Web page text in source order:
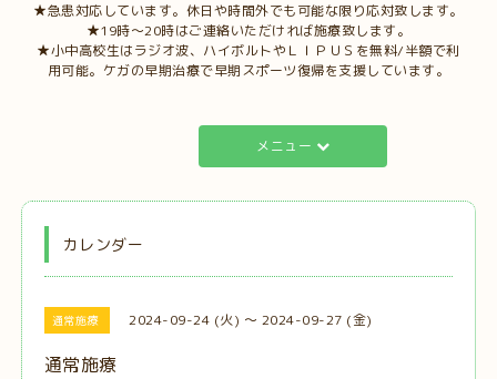
★急患対応しています。休日や時間外でも可能な限り応対致します。
★19時～20時はご連絡いただければ施療致します。
★小中高校生はラジオ波、ハイボルトやＬＩＰＵＳを無料/半額で利
用可能。ケガの早期治療で早期スポーツ復帰を支援しています。
メニュー
カレンダー
通常施療 2024-09-24 (火) ～ 2024-09-27 (金)
通常施療